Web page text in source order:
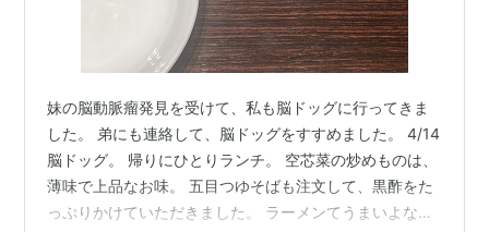
妹の脳動脈瘤発見を受けて、私も脳ドッグに行ってきま
した。 弟にも連絡して、脳ドッグをすすめました。 4/14
脳ドッグ。 帰りにひとりランチ。 空芯菜の炒めものは、
薄味で上品なお味。 五目つゆそばも注文して、黒酢をた
っぷりかけていただきました。 ラーメンてうまいよな